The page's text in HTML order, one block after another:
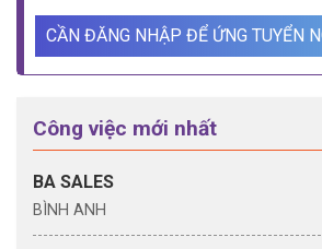
CẦN ĐĂNG NHẬP ĐỂ ỨNG TUYỂN
Công việc mới nhất
BA SALES
BÌNH ANH